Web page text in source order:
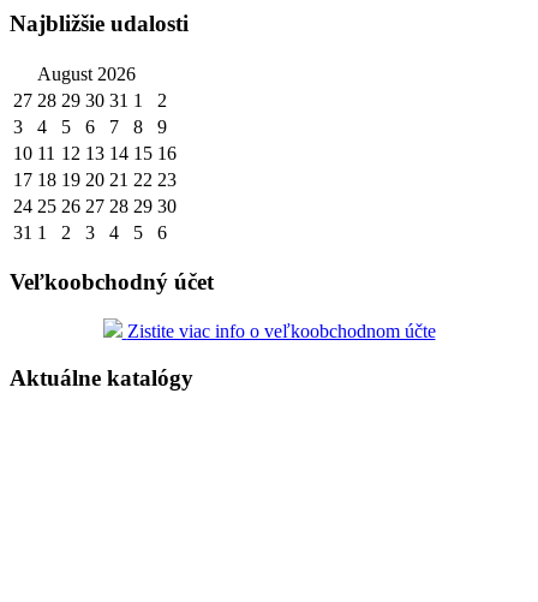
Najbližšie udalosti
August 2026
27 28 29 30 31 1
2
3
4 5 6 7 8
9
10 11 12 13 14 15 16
17 18 19 20 21 22 23
24 25 26 27 28 29 30
31 1 2 3 4 5 6
Veľkoobchodný účet
Zistite viac info o veľkoobchodnom účte
Aktuálne katalógy